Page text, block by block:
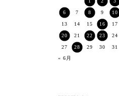
« 6月
6 7 8 9 10
13 14 15 16 17
20 21 22 23 24
27 28 29 30 31